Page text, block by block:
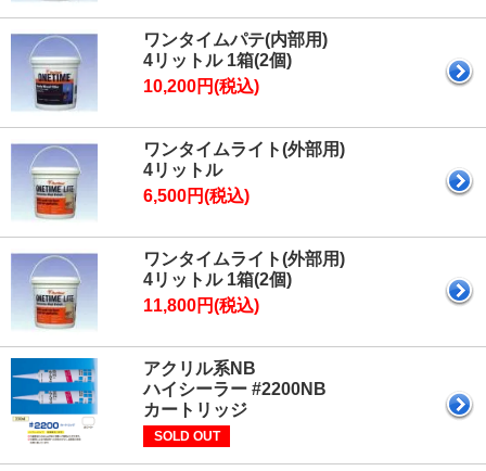
ワンタイムパテ(内部用)
4リットル 1箱(2個)
10,200円(税込)
ワンタイムライト(外部用)
4リットル
6,500円(税込)
ワンタイムライト(外部用)
4リットル 1箱(2個)
11,800円(税込)
アクリル系NB
ハイシーラー #2200NB
カートリッジ
SOLD OUT